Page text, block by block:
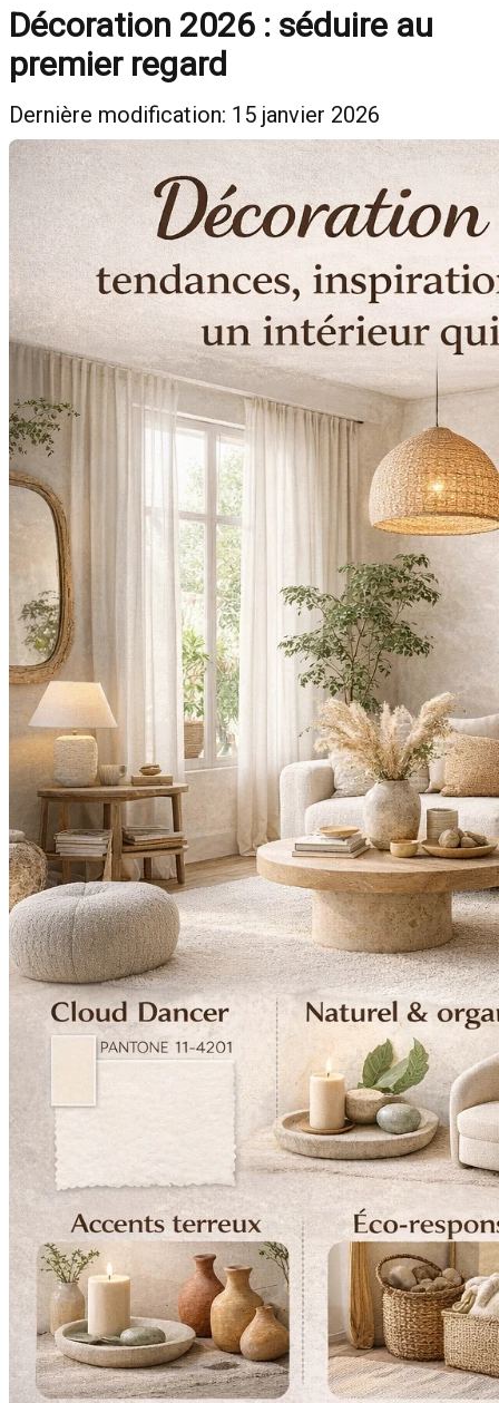
Décoration 2026 : séduire au
premier regard
Dernière modification: 15 janvier 2026